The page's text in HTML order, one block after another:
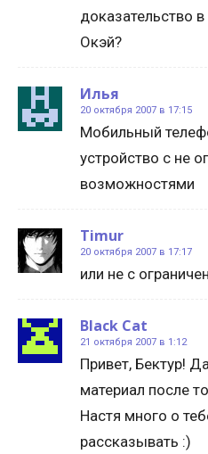
доказательство
Окэй?
Илья
20 октября 2007 в 17:15
Мобильный
устройство с не
возможностями
Timur
20 октября 2007 в 17:17
или не с
Black Cat
21 октября 2007 в 1:12
Привет, Бектур!
материал после
Настя много о
рассказывать :)